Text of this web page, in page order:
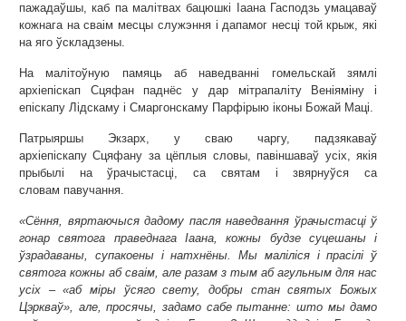
пажадаўшы, каб па малітвах бацюшкі Іаана Гасподзь умацаваў
кожнага на сваім месцы служэння і дапамог несці той крыж, які
на яго ўскладзены.
На малітоўную памяць аб наведванні гомельскай зямлі
архіепіскап Сцяфан паднёс у дар мітрапаліту Веніяміну і
епіскапу Лідскаму і Смаргонскаму Парфірыю іконы Божай Маці.
Патрыяршы Экзарх, у сваю чаргу, падзякаваў
архіепіскапу Сцяфану за цёплыя словы, павіншаваў усіх, якія
прыбылі на ўрачыстасці, са святам і звярнуўся са
словам павучання.
«Сёння, вяртаючыся дадому пасля наведвання ўрачыстасці ў
гонар святога праведнага Іаана, кожны будзе суцешаны і
ўзрадаваны, супакоены і натхнёны. Мы маліліся і прасілі ў
святога кожны аб сваім, але разам з тым аб агульным для нас
усіх – «аб міры ўсяго свету, добры стан святых Божых
Цэркваў», але, просячы, задамо сабе пытанне: што мы дамо